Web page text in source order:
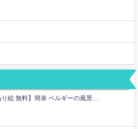
り絵 無料】簡単 ベルギーの風景...